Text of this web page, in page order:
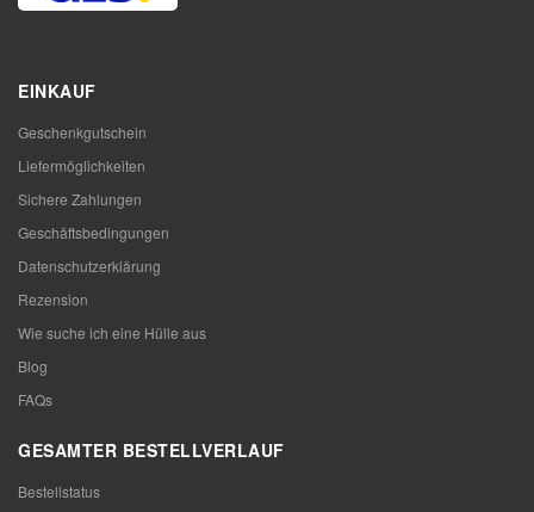
EINKAUF
Geschenkgutschein
Liefermöglichkeiten
Sichere Zahlungen
Geschäftsbedingungen
Datenschutzerklärung
Rezension
Wie suche ich eine Hülle aus
Blog
FAQs
GESAMTER BESTELLVERLAUF
Bestellstatus